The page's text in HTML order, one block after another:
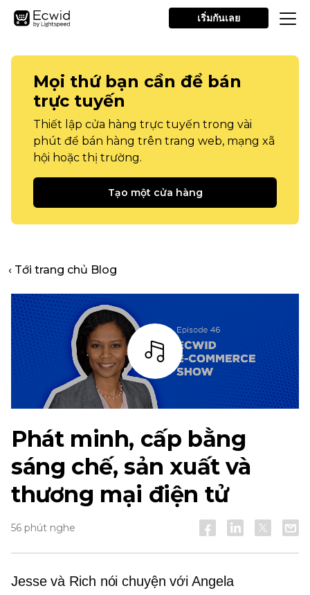
เริ่มกันเลย
Mọi thứ bạn cần để bán
trực tuyến
Thiết lập cửa hàng trực tuyến trong vài
phút để bán hàng trên trang web, mạng xã
hội hoặc thị trường.
Tạo một cửa hàng
‹ Tới trang chủ Blog
Thanh
Phát minh, cấp bằng
sáng chế, sản xuất và
thương mại điện tử
56 phút nghe
Jesse và Rich nói chuyện với Angela